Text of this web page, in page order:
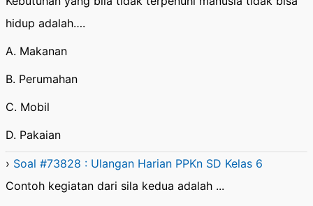
hidup adalah….
A. Makanan
B. Perumahan
C. Mobil
D. Pakaian
› Soal #73828 : Ulangan Harian PPKn SD Kelas 6
Contoh kegiatan dari sila kedua adalah ...